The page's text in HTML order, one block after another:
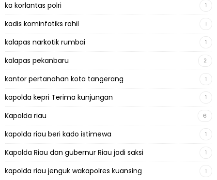
ka korlantas polri 1
kadis kominfotiks rohil 1
kalapas narkotik rumbai 1
kalapas pekanbaru 2
kantor pertanahan kota tangerang 1
kapolda kepri Terima kunjungan 1
Kapolda riau 6
kapolda riau beri kado istimewa 1
Kapolda Riau dan gubernur Riau jadi saksi 1
kapolda riau jenguk wakapolres kuansing 1